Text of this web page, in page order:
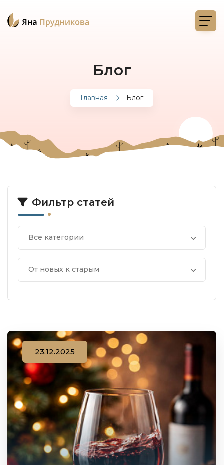
Блог
Главная Блог
Фильтр статей
Все категории
От новых к старым
23.12.2025